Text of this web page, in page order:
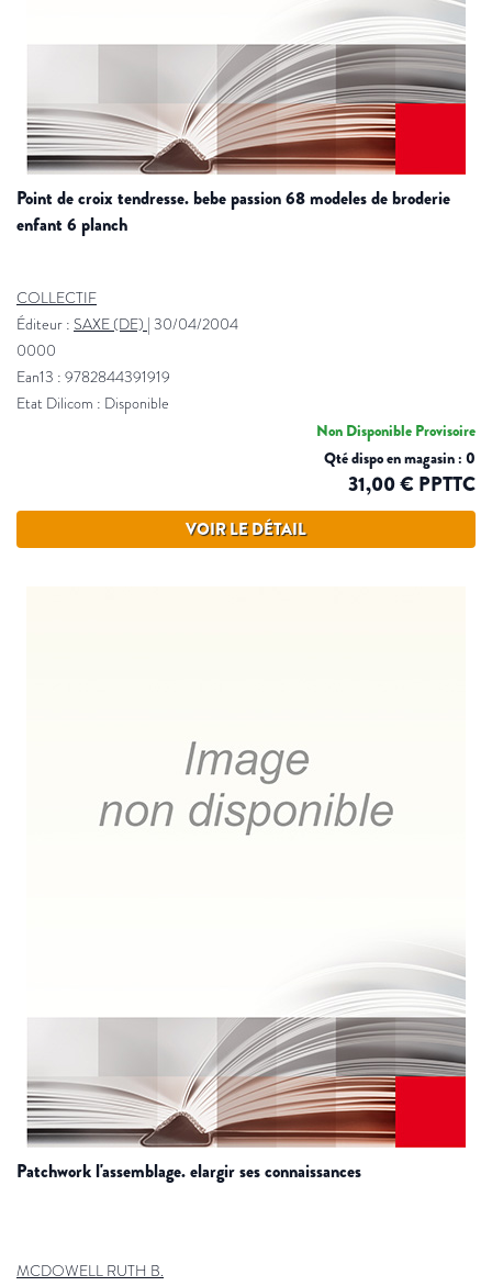
point de croix tendresse. bebe passion 68 modeles de broderie
enfant 6 planch
COLLECTIF
Éditeur : SAXE (DE) | 30/04/2004
0000
Ean13 : 9782844391919
Etat Dilicom : Disponible
Non Disponible Provisoire
Qté dispo en magasin : 0
31,00 € PPTTC
VOIR LE DÉTAIL
patchwork l'assemblage. elargir ses connaissances
MCDOWELL RUTH B.